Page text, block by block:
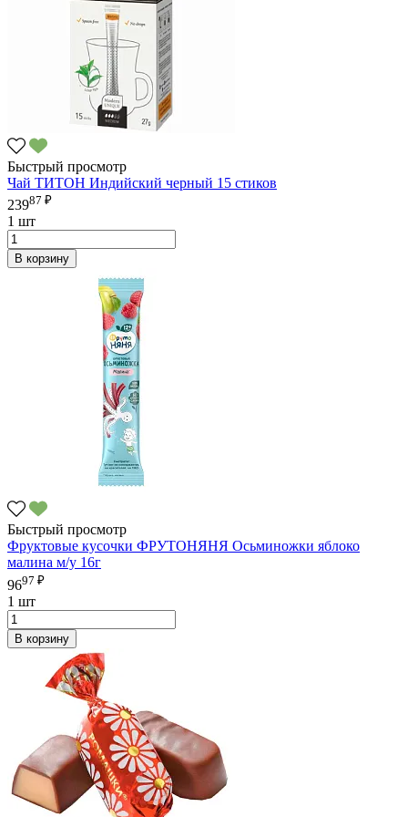
Быстрый просмотр
Чай ТИТОН Индийский черный 15 стиков
23987 ₽
1 шт
В корзину
Быстрый просмотр
Фруктовые кусочки ФРУТОНЯНЯ Осьминожки яблоко
малина м/у 16г
9697 ₽
1 шт
В корзину